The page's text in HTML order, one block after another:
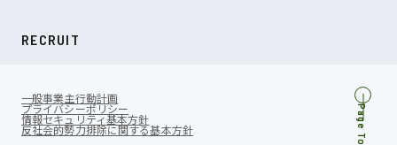
RECRUIT
一般事業主行動計画
プライバシーポリシー
情報セキュリティ基本方針
反社会的勢力排除に関する基本方針 Page Top